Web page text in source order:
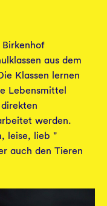
aus dem
Klassen lernen
Lebensmittel
werden.
leise, lieb "
auch den Tieren